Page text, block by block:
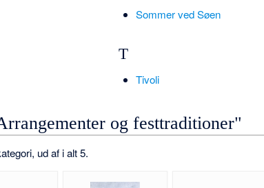
Sommer ved Søen
T
Tivoli
og festtraditioner"
ud af i alt 5.